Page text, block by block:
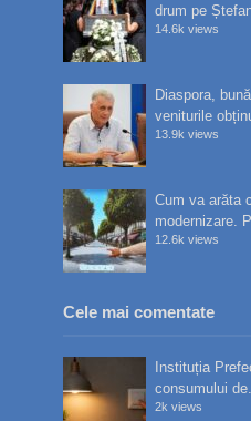
drum pe
14.6k views
Diaspora,
veniturile
13.9k views
Cum va arăta
modernizare.
12.6k views
Cele mai comentate
Instituția
consumului
2k views